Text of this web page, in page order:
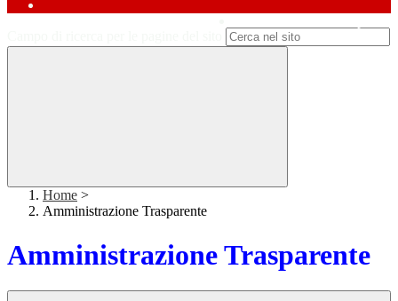
Home >
Amministrazione Trasparente
Amministrazione Trasparente